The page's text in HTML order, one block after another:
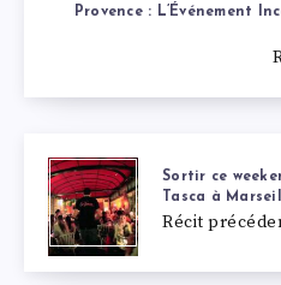
Provence : L’Événement
Sortir ce
Tasca à
Récit